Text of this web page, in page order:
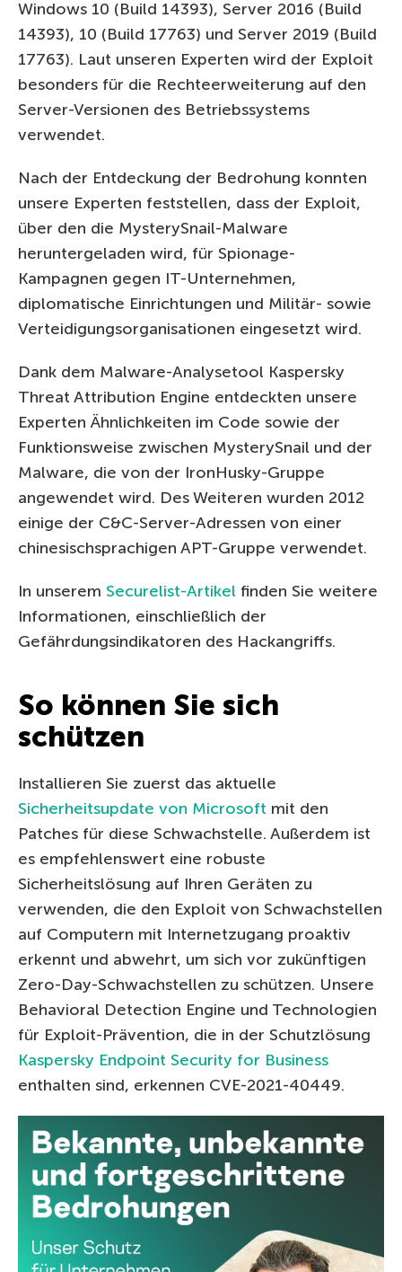
Windows 10 (Build 14393), Server 2016 (Build
14393), 10 (Build 17763) und Server 2019 (Build
17763). Laut unseren Experten wird der Exploit
besonders für die Rechteerweiterung auf den
Server-Versionen des Betriebssystems
verwendet.
Nach der Entdeckung der Bedrohung konnten
unsere Experten feststellen, dass der Exploit,
über den die MysterySnail-Malware
heruntergeladen wird, für Spionage-
Kampagnen gegen IT-Unternehmen,
diplomatische Einrichtungen und Militär- sowie
Verteidigungsorganisationen eingesetzt wird.
Dank dem Malware-Analysetool Kaspersky
Threat Attribution Engine entdeckten unsere
Experten Ähnlichkeiten im Code sowie der
Funktionsweise zwischen MysterySnail und der
Malware, die von der IronHusky-Gruppe
angewendet wird. Des Weiteren wurden 2012
einige der C&C-Server-Adressen von einer
chinesischsprachigen APT-Gruppe verwendet.
In unserem Securelist-Artikel finden Sie weitere
Informationen, einschließlich der
Gefährdungsindikatoren des Hackangriffs.
So können Sie sich
schützen
Installieren Sie zuerst das aktuelle
Sicherheitsupdate von Microsoft mit den
Patches für diese Schwachstelle. Außerdem ist
es empfehlenswert eine robuste
Sicherheitslösung auf Ihren Geräten zu
verwenden, die den Exploit von Schwachstellen
auf Computern mit Internetzugang proaktiv
erkennt und abwehrt, um sich vor zukünftigen
Zero-Day-Schwachstellen zu schützen. Unsere
Behavioral Detection Engine und Technologien
für Exploit-Prävention, die in der Schutzlösung
Kaspersky Endpoint Security for Business
enthalten sind, erkennen CVE-2021-40449.